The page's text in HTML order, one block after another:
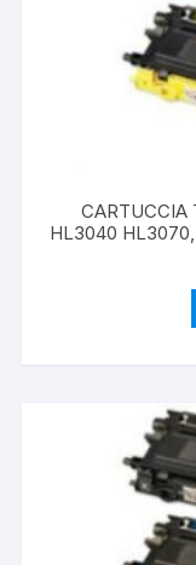
CARTUCCIA
HL3040 HL3070,